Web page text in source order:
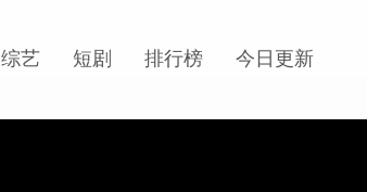
综艺 短剧 排行榜 今日更新